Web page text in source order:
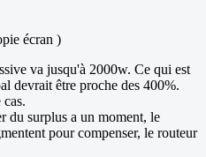
écran )
va jusqu'à 2000w. Ce qui est
devrait être proche des 400%.
cas.
du surplus a un moment, le
pour compenser, le routeur